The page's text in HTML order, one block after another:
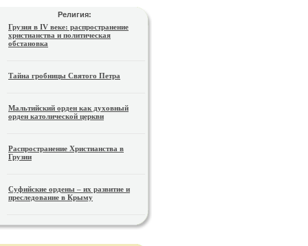
Религия:
Грузия в IV веке: распространение
христианства и политическая
обстановка
Тайна гробницы Святого Петра
Мальтийский орден как духовный
орден католической церкви
Распространение Христианства в
Грузии
Суфийские ордены – их развитие и
преследование в Крыму